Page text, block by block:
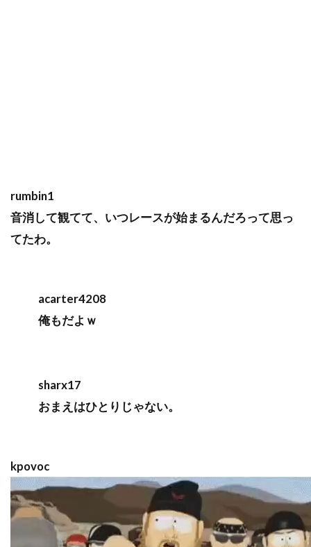
rumbin1
音消して観てて、いつレースが始まるんだろって思っ
てたわ。
acarter4208
俺もだよｗ
sharx17
おまえはひとりじゃない。
kpovoc